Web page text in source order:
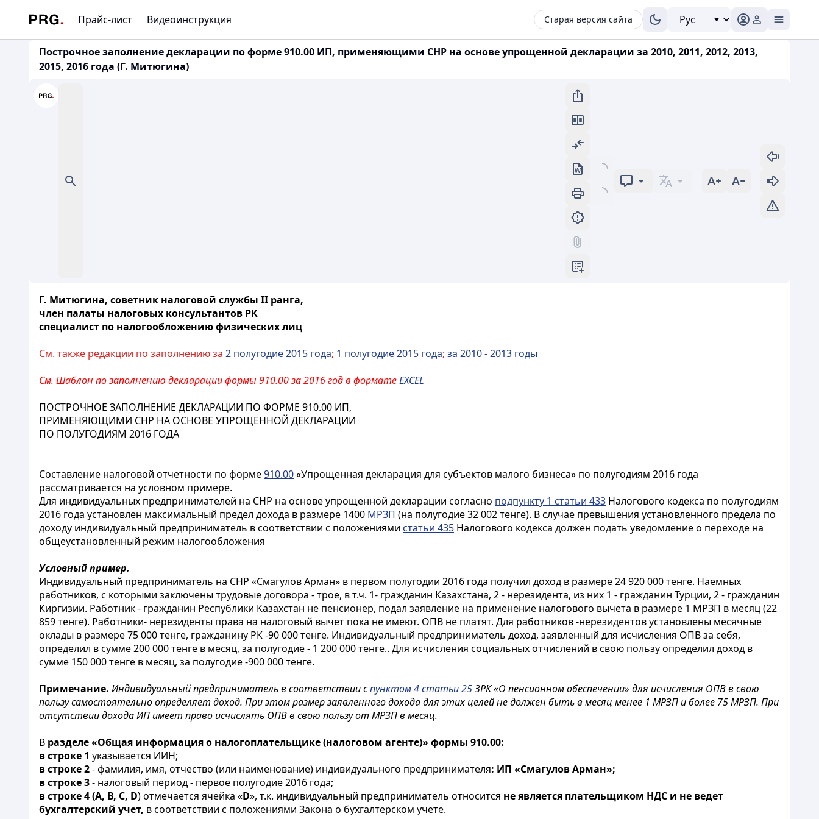
Прайс-лист Видеоинструкция Старая версия сайта
Построчное заполнение декларации по форме 910.00 ИП, применяющими СНР на основе упрощенной декларации за 2010, 2011, 2012, 2013,
2015, 2016 года (Г. Митюгина)
Г. Митюгина, советник налоговой службы II ранга,
член палаты налоговых консультантов РК
специалист по налогообложению физических лиц
См. также редакции по заполнению за 2 полугодие 2015 года; 1 полугодие 2015 года; за 2010 - 2013 годы
См. Шаблон по заполнению декларации формы 910.00 за 2016 год в форматеEXCEL
ПОСТРОЧНОЕ ЗАПОЛНЕНИЕ ДЕКЛАРАЦИИ ПО ФОРМЕ 910.00 ИП,
ПРИМЕНЯЮЩИМИ СНР НА ОСНОВЕ УПРОЩЕННОЙ ДЕКЛАРАЦИИ
ПО ПОЛУГОДИЯМ 2016 ГОДА
Составление налоговой отчетности по форме910.00«Упрощенная декларация для субъектов малого бизнеса» по полугодиям 2016 года
рассматривается на условном примере.
Для индивидуальных предпринимателей на СНР на основе упрощенной декларации согласно подпункту 1 статьи 433 Налогового кодекса по полугодиям
2016 года установлен максимальный предел дохода в размере 1400 МРЗП (на полугодие 32 002 тенге). В случае превышения установленного предела по
доходу индивидуальный предприниматель в соответствии с положениями статьи 435 Налогового кодекса должен подать уведомление о переходе на
общеустановленный режим налогообложения
Условный пример.
Индивидуальный предприниматель на СНР «Смагулов Арман» в первом полугодии 2016 года получил доход в размере 24 920 000 тенге. Наемных
работников, с которыми заключены трудовые договора - трое, в т.ч. 1- гражданин Казахстана, 2 - нерезидента, из них 1 - гражданин Турции, 2 - гражданин
Киргизии. Работник - гражданин Республики Казахстан не пенсионер, подал заявление на применение налогового вычета в размере 1 МРЗП в месяц (22
859 тенге). Работники- нерезиденты права на налоговый вычет пока не имеют. ОПВ не платят. Для работников -нерезидентов установлены месячные
оклады в размере 75 000 тенге, гражданину РК -90 000 тенге. Индивидуальный предприниматель доход, заявленный для исчисления ОПВ за себя,
определил в сумме 200 000 тенге в месяц, за полугодие - 1 200 000 тенге.. Для исчисления социальных отчислений в свою пользу определил доход в
сумме 150 000 тенге в месяц, за полугодие -900 000 тенге.
Примечание. Индивидуальный предприниматель в соответствии спунктом 4 статьи 25ЗРК «О пенсионном обеспечении» для исчисления ОПВ в свою
пользу самостоятельно определяет доход. При этом размер заявленного дохода для этих целей не должен быть в месяц менее 1 МРЗП и более 75 МРЗП. При
отсутствии дохода ИП имеет право исчислять ОПВ в свою пользу от МРЗП в месяц.
В разделе «Общая информация о налогоплательщике (налоговом агенте)» формы 910.00:
в строке 1 указывается ИИН;
в строке 2- фамилия, имя, отчество (или наименование) индивидуального предпринимателя: ИП «Смагулов Арман»;
в строке 3- налоговый период - первое полугодие 2016 года;
в строке 4 (А, В, С, D) отмечается ячейка «D», т.к. индивидуальный предприниматель относится не является плательщиком НДС и не ведет
бухгалтерский учет, в соответствии с положениями Закона о бухгалтерском учете.